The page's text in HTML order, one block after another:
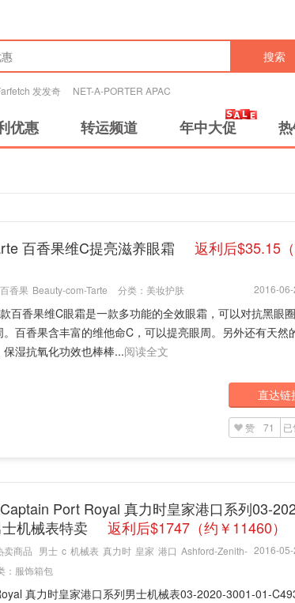
搜索
发发奇 NET-A-PORTER APAC
优惠 转运频道 年中大促
百香果维C提亮滋养眼霜
返利后$35.15
2016-
百香果 Beauty-com-Tarte 分类： 美妆护肤
百香果维C眼霜是一款多功能的全效眼霜，可以对抗黑眼
百香果含丰富的维他命C，可以提亮眼周。另外还有天然
湿抗氧化功效也棒棒...阅读全文
直达链
赞 71 已
Port Royal 真力时皇家港口系列03-
机械表特卖
返利后$1747（约￥11460）
2016-
卖商品 男士 c 机械表 真力时 皇家 港口 Ashford-Zenith-
： 服饰箱包
真力时皇家港口系列男士机械表03-2020-3001-01-